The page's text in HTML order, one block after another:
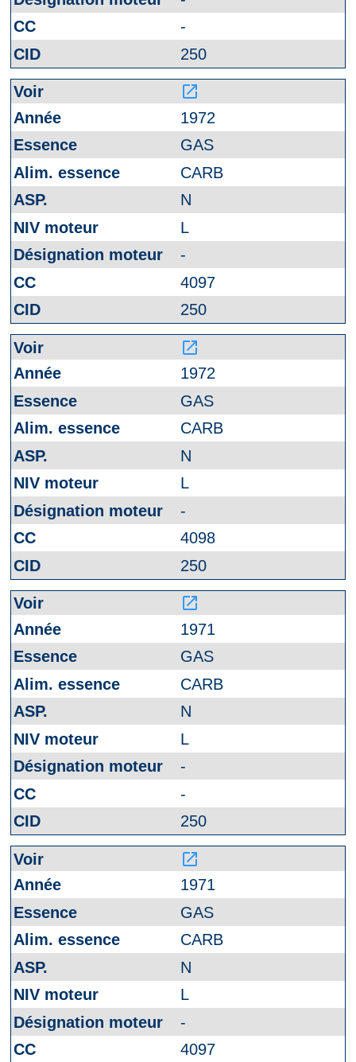
-
250
launch
1972
GAS
CARB
N
L
-
4097
250
launch
1972
GAS
CARB
N
L
-
4098
250
launch
1971
GAS
CARB
N
L
-
-
250
launch
1971
GAS
CARB
N
L
-
4097